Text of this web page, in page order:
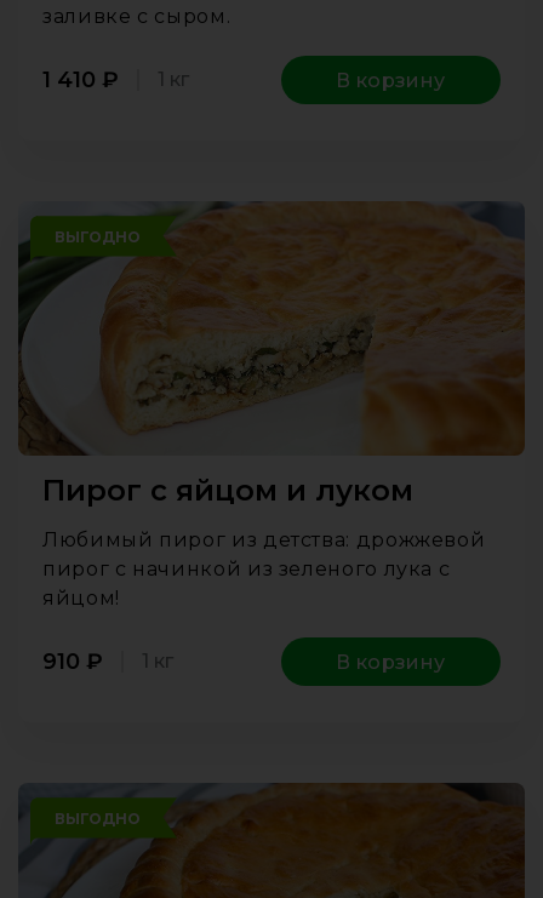
заливке с сыром.
1 410 ₽ 1 кг В корзину
ВЫГОДНО
Пирог с яйцом и луком
Любимый пирог из детства: дрожжевой
пирог с начинкой из зеленого лука с
яйцом!
910 ₽ 1 кг В корзину
ВЫГОДНО